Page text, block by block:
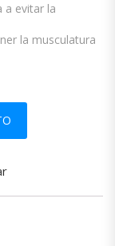
a evitar la
la musculatura